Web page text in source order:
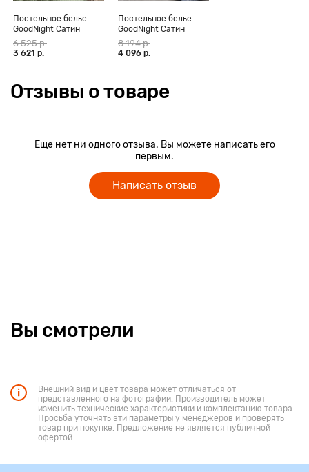
Постельное белье
GoodNight Сатин
Делюкс 14 с
компаньоном (с нав.
50х70)
6 525 р.
3 621 р.
Постельное белье
GoodNight Сатин
Делюкс 77 с
компаньоном (с нав.
50х70)
8 194 р.
4 096 р.
Отзывы о товаре
Еще нет ни одного отзыва. Вы можете написать его
первым.
Написать отзыв
Вы смотрели
Внешний вид и цвет товара может отличаться от
представленного на фотографии. Производитель может
изменить технические характеристики и комплектацию товара.
Просьба уточнять эти параметры у менеджеров и проверять
товар при покупке. Предложение не является публичной
офертой.